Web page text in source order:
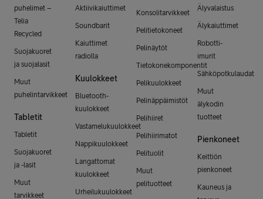
puhelimet –
Telia
Recycled
Suojakuoret
ja suojalasit
Muut
puhelintarvikkeet
Tabletit
Tabletit
Suojakuoret
ja -lasit
Muut
tarvikkeet
Aktiivikaiuttimet
Soundbarit
Kaiuttimet
radiolla
Kuulokkeet
Bluetooth-
kuulokkeet
Vastamelukuulokkeet
Nappikuulokkeet
Langattomat
kuulokkeet
Urheilukuulokkeet
Konsolitarvikkeet
Pelitietokoneet
Pelinäytöt
Tietokonekomponentit
Pelikuulokkeet
Pelinäppäimistöt
Pelihiiret
Pelihiirimatot
Pelituolit
Muut
pelituotteet
Älyvalaistus
Älykaiuttimet
Robotti-
imurit
Sähköpotkulaudat
Muut
älykodin
tuotteet
Pienkoneet
Keittiön
pienkoneet
Kauneus ja